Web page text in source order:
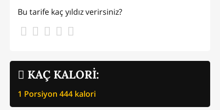
KAÇ KALORİ:
1 Porsiyon 444 kalori
Bu tarife kaç yıldız verirsiniz?